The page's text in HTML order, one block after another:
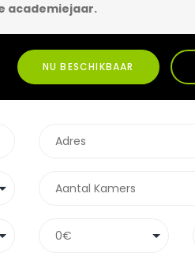
academiejaar.
NU BESCHIKBAAR